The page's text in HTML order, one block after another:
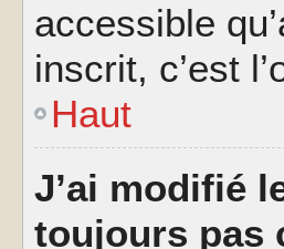
accessible
inscrit, c’est
Haut
J’ai modifié
toujours pas